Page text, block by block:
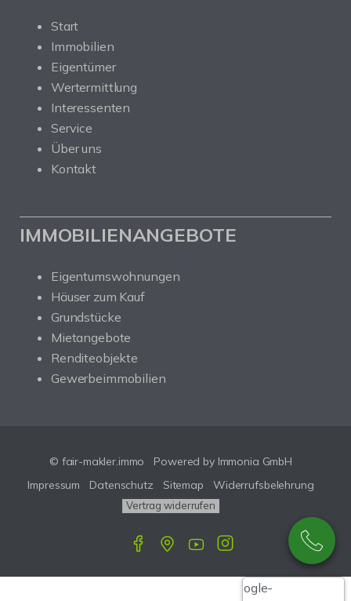
Start
Immobilien
Eigentümer
Wertermittlung
Interessenten
Service
Über uns
Kontakt
IMMOBILIENANGEBOTE
Eigentumswohnungen
Häuser zum Kauf
Grundstücke
Mietangebote
Renditeobjekte
Gewerbeimmobilien
© fair-makler.immo
Powered by Immonia GmbH
Impressum
Datenschutz Sitemap Widerrufsbelehrung
Vertrag widerrufen
Google-